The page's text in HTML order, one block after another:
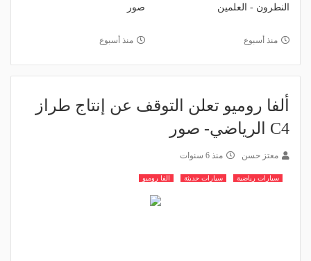
النطرون - العلمين
منذ أسبوع
صور
منذ أسبوع
ألفا روميو تعلن التوقف عن إنتاج طراز
C4 الرياضي- صور
معتز حسن منذ 6 سنوات
سيارات رياضية سيارات حديثة الفا روميو